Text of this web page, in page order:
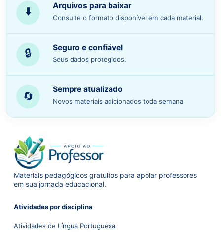
⬇️ Arquivos para baixar
Consulte o formato disponível em cada material.
🔒 Seguro e confiável
Seus dados protegidos.
🔄
Sempre atualizado
Novos materiais adicionados toda semana.
Materiais pedagógicos gratuitos para apoiar professores
em sua jornada educacional.
Atividades por disciplina
Atividades de Língua Portuguesa